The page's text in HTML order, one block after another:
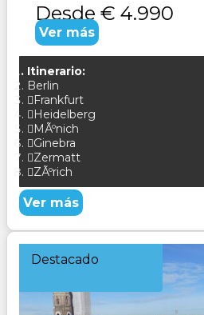
Desde € 4.990
Ver más
Itinerario:
Berlin
Frankfurt
Heidelberg
MÃºnich
Ginebra
Zermatt
ZÃºrich
Ver más
Destacado